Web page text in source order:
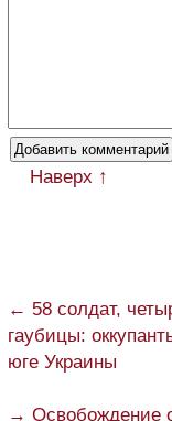
Наверх ↑
← 58 солдат,
гаубицы:
юге Украины
→ Освобождение